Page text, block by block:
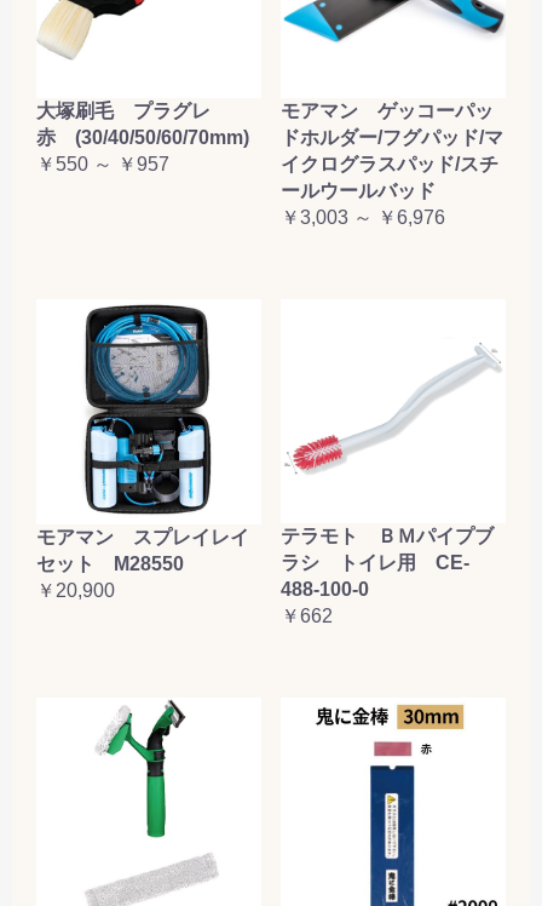
大塚刷毛 プラグレ
赤 (30/40/50/60/70mm)
￥550 ～ ￥957
モアマン ゲッコーパッ
ドホルダー/フグパッド/マ
イクログラスパッド/スチ
ールウールバッド
￥3,003 ～ ￥6,976
モアマン スプレイレイ
セット M28550
￥20,900
テラモト ＢＭパイプブ
ラシ トイレ用 CE-
488-100-0
￥662